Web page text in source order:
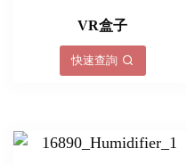
VR盒子
快速查詢